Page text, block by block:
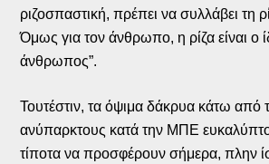
ριζοσπαστική, πρέπει να συλλάβει τη
Όμως για τον άνθρωπο, η ρίζα είναι ο
άνθρωπος”.
Τουτέστιν, τα όψιμα δάκρυα κάτω από
ανύπαρκτους κατά την ΜΠΕ
τίποτα να προσφέρουν σήμερα, πλην